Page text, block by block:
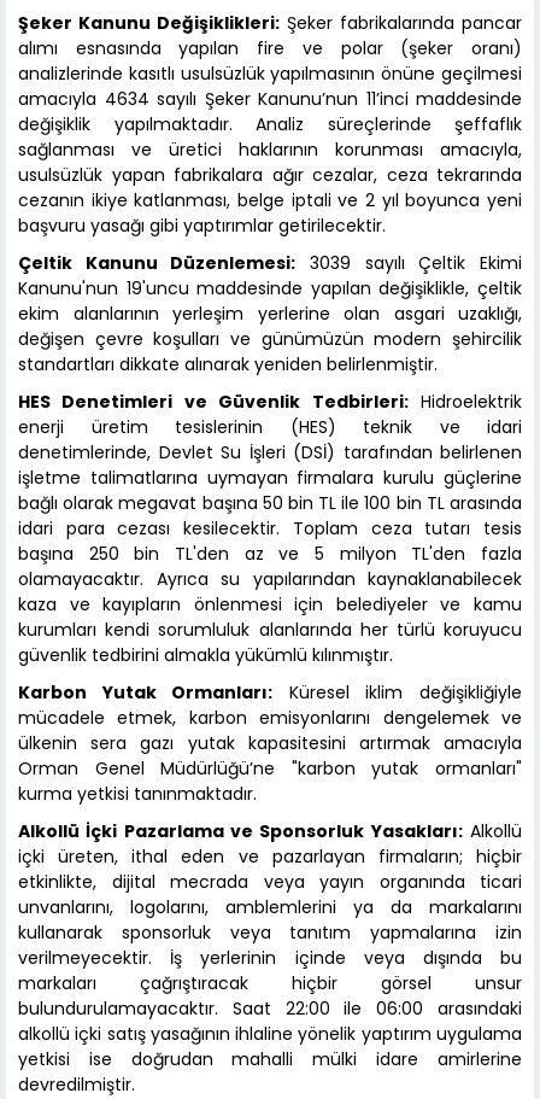
Şeker Kanunu Değişiklikleri: Şeker fabrikalarında pancar
alımı esnasında yapılan fire ve polar (şeker oranı)
analizlerinde kasıtlı usulsüzlük yapılmasının önüne geçilmesi
amacıyla 4634 sayılı Şeker Kanunu’nun 11’inci maddesinde
değişiklik yapılmaktadır. Analiz süreçlerinde şeffaflık
sağlanması ve üretici haklarının korunması amacıyla,
usulsüzlük yapan fabrikalara ağır cezalar, ceza tekrarında
cezanın ikiye katlanması, belge iptali ve 2 yıl boyunca yeni
başvuru yasağı gibi yaptırımlar getirilecektir.
Çeltik Kanunu Düzenlemesi: 3039 sayılı Çeltik Ekimi
Kanunu'nun 19'uncu maddesinde yapılan değişiklikle, çeltik
ekim alanlarının yerleşim yerlerine olan asgari uzaklığı,
değişen çevre koşulları ve günümüzün modern şehircilik
standartları dikkate alınarak yeniden belirlenmiştir.
HES Denetimleri ve Güvenlik Tedbirleri:Hidroelektrik
enerji üretim tesislerinin (HES) teknik ve idari
denetimlerinde, Devlet Su İşleri (DSİ) tarafından belirlenen
işletme talimatlarına uymayan firmalara kurulu güçlerine
bağlı olarak megavat başına 50 bin TL ile 100 bin TL arasında
idari para cezası kesilecektir. Toplam ceza tutarı tesis
başına 250 bin TL'den az ve 5 milyon TL'den fazla
olamayacaktır. Ayrıca su yapılarından kaynaklanabilecek
kaza ve kayıpların önlenmesi için belediyeler ve kamu
kurumları kendi sorumluluk alanlarında her türlü koruyucu
güvenlik tedbirini almakla yükümlü kılınmıştır.
Karbon Yutak Ormanları: Küresel iklim değişikliğiyle
mücadele etmek, karbon emisyonlarını dengelemek ve
ülkenin sera gazı yutak kapasitesini artırmak amacıyla
Orman Genel Müdürlüğü’ne "karbon yutak ormanları"
kurma yetkisi tanınmaktadır.
Alkollü İçki Pazarlama ve Sponsorluk Yasakları:Alkollü
içki üreten, ithal eden ve pazarlayan firmaların; hiçbir
etkinlikte, dijital mecrada veya yayın organında ticari
unvanlarını, logolarını, amblemlerini ya da markalarını
kullanarak sponsorluk veya tanıtım yapmalarına izin
verilmeyecektir. İş yerlerinin içinde veya dışında bu
markaları çağrıştıracak hiçbir görsel unsur
bulundurulamayacaktır. Saat 22:00 ile 06:00 arasındaki
alkollü içki satış yasağının ihlaline yönelik yaptırım uygulama
yetkisi ise doğrudan mahalli mülki idare amirlerine
devredilmiştir.